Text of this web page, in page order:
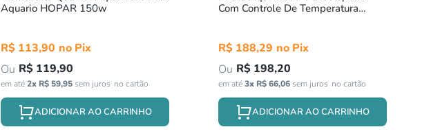
Aquario HOPAR 150w
R$ 113,90
R$ 119,90
em até2x R$ 59,95sem juros
ADICIONAR AO CARRINHO
Com Controle De Temperatura
R$ 188,29
R$ 198,20
em até3x R$66,06sem juros
ADICIONAR AO CARRINHO